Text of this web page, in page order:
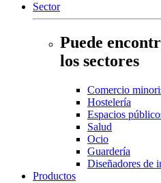
Sector
Puede
los sectores
Comercio
Hostelería
Espacios
Salud
Ocio
Guardería
Diseñadores de
Productos